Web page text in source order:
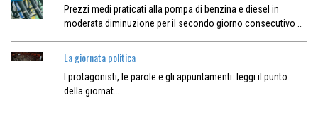
Prezzi medi praticati alla pompa di benzina e diesel in
moderata diminuzione per il secondo giorno consecutivo …
La giornata politica
I protagonisti, le parole e gli appuntamenti: leggi il punto
della giornat…